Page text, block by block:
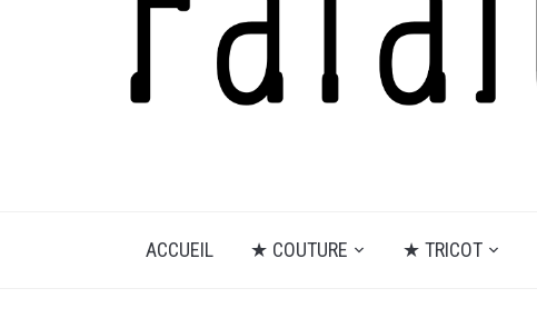
ACCUEIL ★ COUTURE ★ TRICOT